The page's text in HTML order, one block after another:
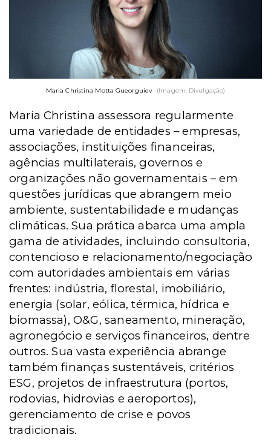
Maria Christina Motta Gueorguiev (Imagem: Divulgação)
Maria Christina assessora regularmente
uma variedade de entidades – empresas,
associações, instituições financeiras,
agências multilaterais, governos e
organizações não governamentais – em
questões jurídicas que abrangem meio
ambiente, sustentabilidade e mudanças
climáticas. Sua prática abarca uma ampla
gama de atividades, incluindo consultoria,
contencioso e relacionamento/negociação
com autoridades ambientais em várias
frentes: indústria, florestal, imobiliário,
energia (solar, eólica, térmica, hídrica e
biomassa), O&G, saneamento, mineração,
agronegócio e serviços financeiros, dentre
outros. Sua vasta experiência abrange
também finanças sustentáveis, critérios
ESG, projetos de infraestrutura (portos,
rodovias, hidrovias e aeroportos),
gerenciamento de crise e povos
tradicionais.